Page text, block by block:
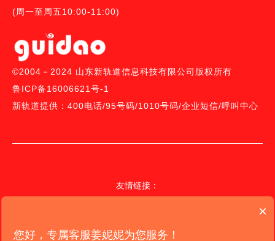
(周一至周五10:00-11:00)
©2004－2024 山东新轨道信息科技有限公司版权所有
鲁ICP备16006621号-1
新轨道提供： 400电话/95号码/1010号码/企业短信/呼叫中心
友情链接：
电信400电话受理中
×
您好，专属客服姜妮妮为您服务！